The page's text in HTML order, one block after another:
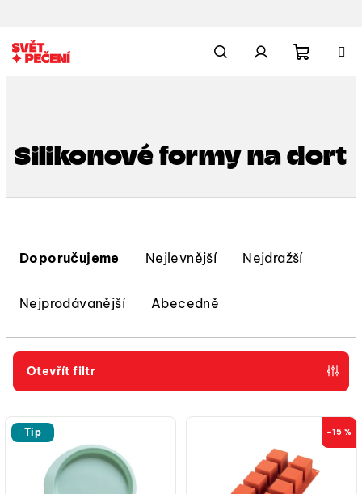
na
obsah
Silikonové formy na dort
r
d
Doporučujeme Nejlevnější Nejdražší
Nejprodávanější Abecedně
Otevřít filtr
ý Tip –15 %